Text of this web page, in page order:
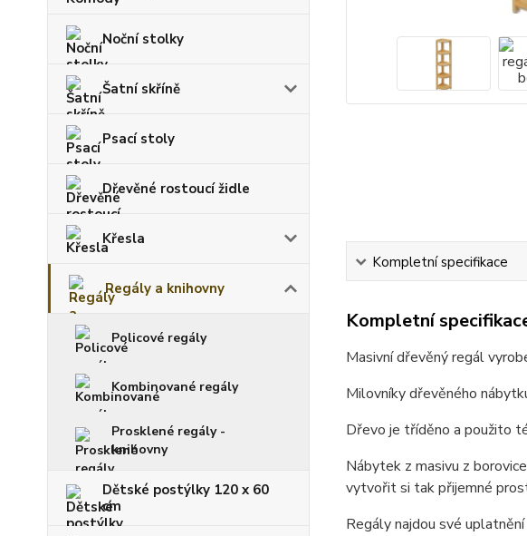
Noční stolky
Šatní skříně
Psací stoly
Dřevěné rostoucí židle
Křesla
Regály a knihovny
Policové regály
Kombinované regály
Prosklené regály -
knihovny
Dětské postýlky 120 x 60
cm
Kompletní specifikace
Kompletní
Masivní dřevěný regál
Milovníky dřevěného
Dřevo je tříděno a použito
Nábytek z masivu z
vytvořit si tak přijemné
Regály najdou své